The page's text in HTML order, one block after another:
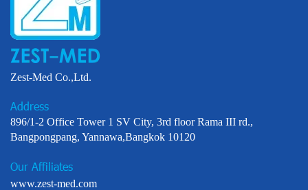
Zest-Med Co.,Ltd.
Address
896/1-2 Office Tower 1 SV City, 3rd floor Rama III rd.,
Bangpongpang, Yannawa,Bangkok 10120
Our Affiliates
www.zest-med.com